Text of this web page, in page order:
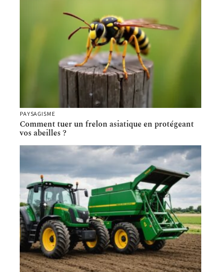
PAYSAGISME
Comment tuer un frelon asiatique en protégeant
vos abeilles ?